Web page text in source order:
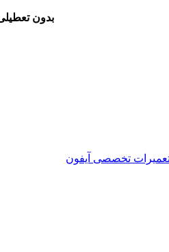
بدون تعطیلی هر